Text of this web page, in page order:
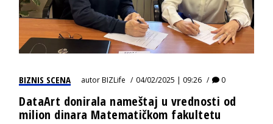
BIZNIS SCENA autorBIZLife 04/02/2025 | 09:26 0
DataArt donirala nameštaj u vrednosti od
milion dinara Matematičkom fakultetu